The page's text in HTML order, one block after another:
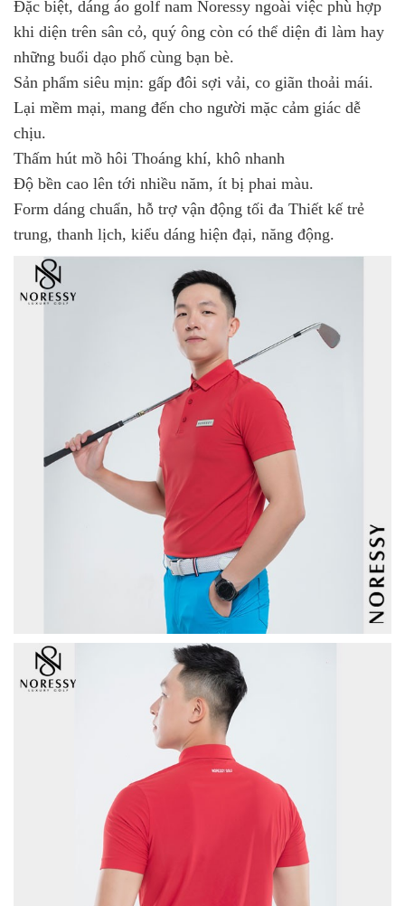
Đặc biệt, dáng áo golf nam Noressy ngoài việc phù hợp
khi diện trên sân cỏ, quý ông còn có thể diện đi làm hay
những buổi dạo phố cùng bạn bè.
Sản phẩm siêu mịn: gấp đôi sợi vải, co giãn thoải mái.
Lại mềm mại, mang đến cho người mặc cảm giác dễ
chịu.
Thấm hút mồ hôi Thoáng khí, khô nhanh
Độ bền cao lên tới nhiều năm, ít bị phai màu.
Form dáng chuẩn, hỗ trợ vận động tối đa Thiết kế trẻ
trung, thanh lịch, kiểu dáng hiện đại, năng động.